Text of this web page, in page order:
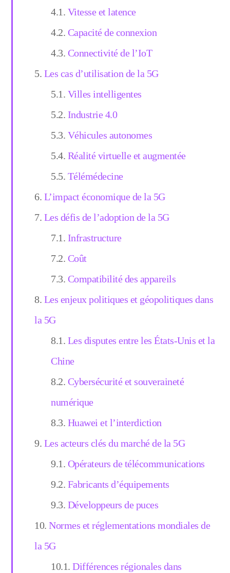
Vitesse et latence
Capacité de connexion
Connectivité de l’IoT
Les cas d’utilisation de la 5G
Villes intelligentes
Industrie 4.0
Véhicules autonomes
Réalité virtuelle et augmentée
Télémédecine
L’impact économique de la 5G
Les défis de l’adoption de la 5G
Infrastructure
Coût
Compatibilité des appareils
Les enjeux politiques et géopolitiques dans
la 5G
Les disputes entre les États-Unis et la
Chine
Cybersécurité et souveraineté
numérique
Huawei et l’interdiction
Les acteurs clés du marché de la 5G
Opérateurs de télécommunications
Fabricants d’équipements
Développeurs de puces
Normes et réglementations mondiales de
la 5G
Différences régionales dans